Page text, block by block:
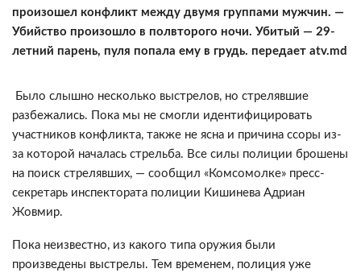
произошел конфликт между двумя группами мужчин. —
Убийство произошло в полвторого ночи. Убитый — 29-
летний парень, пуля попала ему в грудь. передает atv.md
Было слышно несколько выстрелов, но стрелявшие
разбежались. Пока мы не смогли идентифицировать
участников конфликта, также не ясна и причина ссоры из-
за которой началась стрельба. Все силы полиции брошены
на поиск стрелявших, — сообщил «Комсомолке» пресс-
секретарь инспектората полиции Кишинева Адриан
Жовмир.
Пока неизвестно, из какого типа оружия были
произведены выстрелы. Тем временем, полиция уже